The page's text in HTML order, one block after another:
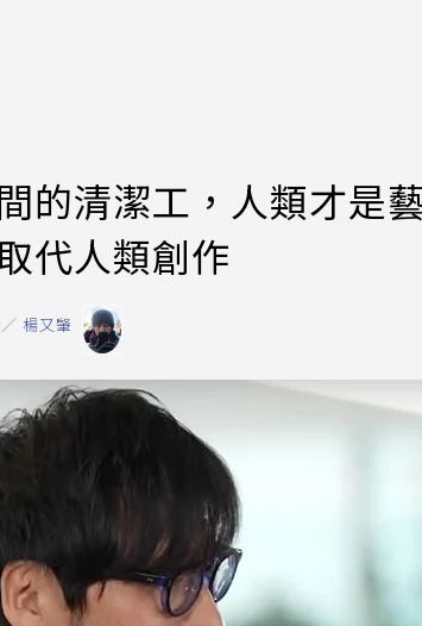
的清潔工，人類才是
代人類創作
楊又肇